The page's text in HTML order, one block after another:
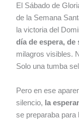
El Sábado de
de la Semana
la victoria del
día de espera,
milagros visibles.
Solo una tumba
Pero en ese
silencio, la
se preparaba para